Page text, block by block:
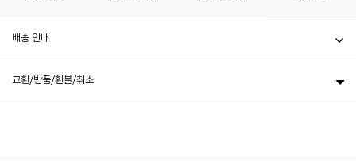
배송 안내
교환/반품/환불/취소